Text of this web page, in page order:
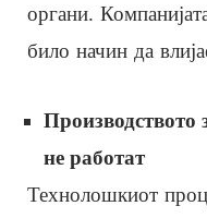
органи.
било начин да
Производството
не работат
Технолошкиот